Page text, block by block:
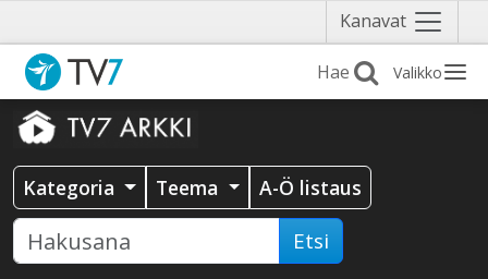
Kanavat Näytä
valikko
Valikko
Kategoria Teema A-Ö listaus
Etsi